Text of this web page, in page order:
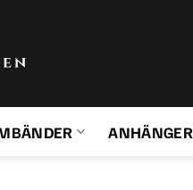
ANHÄNGER